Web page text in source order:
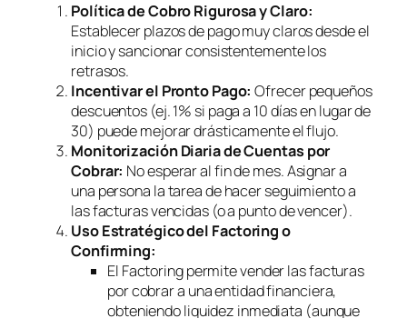
Política de Cobro Rigurosa y Claro:
Establecer plazos de pago muy claros desde el
inicio y sancionar consistentemente los
retrasos.
Incentivar el Pronto Pago: Ofrecer pequeños
descuentos (ej. 1% si paga a 10 días en lugar de
30) puede mejorar drásticamente el flujo.
Monitorización Diaria de Cuentas por
Cobrar: No esperar al fin de mes. Asignar a
una persona la tarea de hacer seguimiento a
las facturas vencidas (o a punto de vencer).
Uso Estratégico del Factoringo
Confirming:
El Factoringpermite vender las facturas
por cobrar a una entidad financiera,
obteniendo liquidez inmediata (aunque